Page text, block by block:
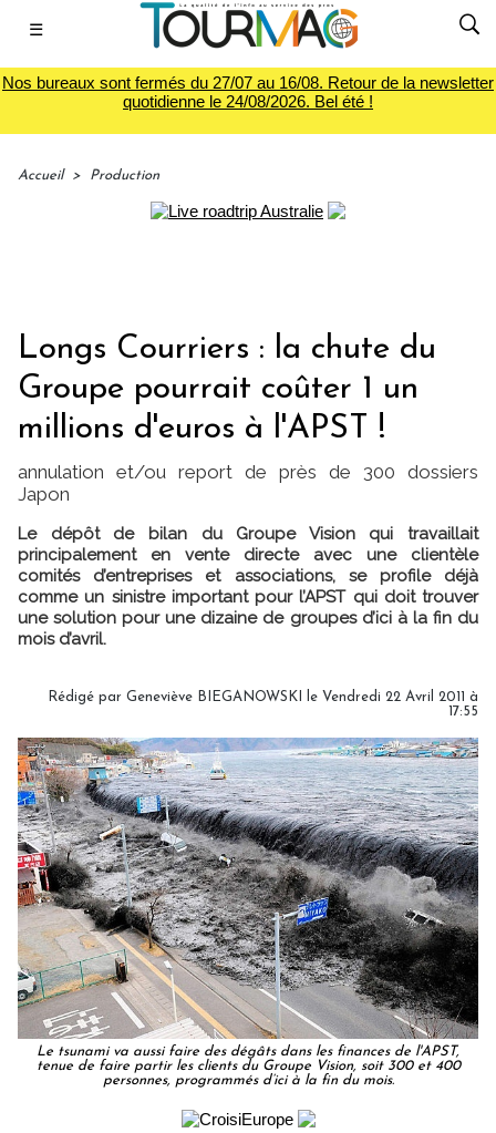
☰
Nos bureaux sont fermés du 27/07 au 16/08. Retour de la newsletter
quotidienne le 24/08/2026. Bel été !
Accueil > Production
Longs Courriers : la chute du
Groupe pourrait coûter 1 un
millions d'euros à l'APST !
annulation et/ou report de près de 300 dossiers
Japon
Le dépôt de bilan du Groupe Vision qui travaillait
principalement en vente directe avec une clientèle
comités d’entreprises et associations, se profile déjà
comme un sinistre important pour l’APST qui doit trouver
une solution pour une dizaine de groupes d’ici à la fin du
mois d’avril.
Rédigé par Geneviève BIEGANOWSKI le Vendredi 22 Avril 2011 à
17:55
Le tsunami va aussi faire des dégâts dans les finances de l'APST,
tenue de faire partir les clients du Groupe Vision, soit 300 et 400
personnes, programmés d‘ici à la fin du mois.